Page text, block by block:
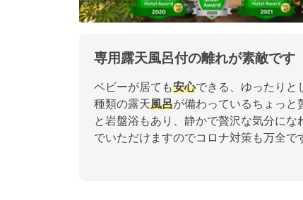
専用露天風呂付の離れが素敵です
ベビーが居ても安心できる、ゆったりと
種類の露天風呂が備わっているちょっと
と岩盤浴もあり、静かで贅沢な気分に
でいただけますのでコロナ対策も万全で